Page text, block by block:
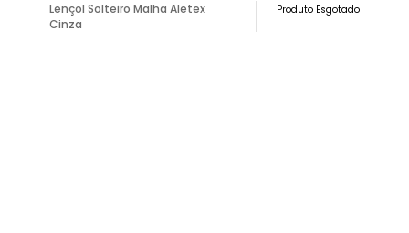
Lençol Solteiro Malha Aletex
Cinza
Produto Esgotado